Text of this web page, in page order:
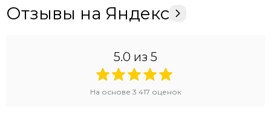
Отзывы на Яндекс
5.0 из 5
На основе 3 417 оценок